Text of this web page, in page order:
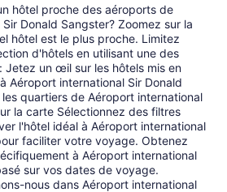
hôtel proche des aéroports de
Donald Sangster? Zoomez sur la
hôtel est le plus proche. Limitez
d'hôtels en utilisant une des
Jetez un œil sur les hôtels mis en
Aéroport international Sir Donald
quartiers de Aéroport international
la carte Sélectionnez des filtres
l'hôtel idéal à Aéroport international
faciliter votre voyage. Obtenez
à Aéroport international
sur vos dates de voyage.
nous dans Aéroport international